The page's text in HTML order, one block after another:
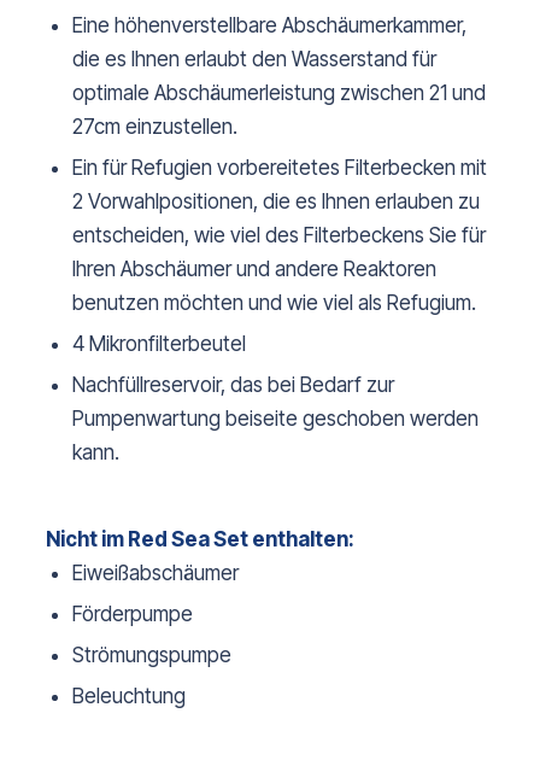
Eine höhenverstellbare Abschäumerkammer,
die es Ihnen erlaubt den Wasserstand für
optimale Abschäumerleistung zwischen 21 und
27cm einzustellen.
Ein für Refugien vorbereitetes Filterbecken mit
2 Vorwahlpositionen, die es Ihnen erlauben zu
entscheiden, wie viel des Filterbeckens Sie für
Ihren Abschäumer und andere Reaktoren
benutzen möchten und wie viel als Refugium.
4 Mikronfilterbeutel
Nachfüllreservoir, das bei Bedarf zur
Pumpenwartung beiseite geschoben werden
kann.
Nicht im Red Sea Set enthalten:
Eiweißabschäumer
Förderpumpe
Strömungspumpe
Beleuchtung